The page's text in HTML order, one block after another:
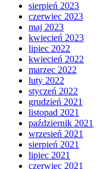
sierpień 2023
czerwiec 2023
maj 2023
kwiecień 2023
lipiec 2022
kwiecień 2022
marzec 2022
luty 2022
styczeń 2022
grudzień 2021
listopad 2021
październik 2021
wrzesień 2021
sierpień 2021
lipiec 2021
czerwiec 2021